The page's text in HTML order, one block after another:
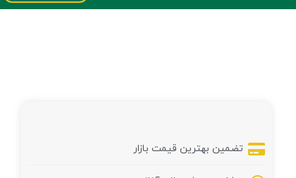
تضمین بهترین قیمت بازار